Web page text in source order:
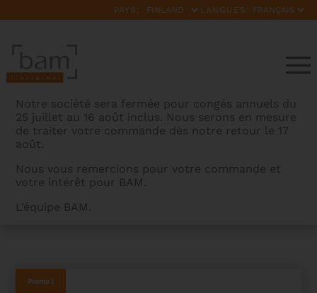
PAYS: LANGUES:
Notre société sera fermée pour congés annuels du
25 juillet au 16 août inclus. Nous serons en mesure
de traiter votre commande dès notre retour le 17
août.
Nous vous remercions pour votre commande et
votre intérêt pour BAM.
L’équipe BAM.
FORME ICE SUPREME – 2ND CHOIX
Promo !